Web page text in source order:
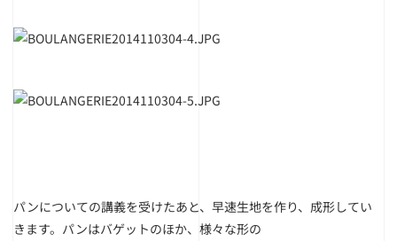
パンについての講義を受けたあと、早速生地を作り、成形してい
きます。パンはバゲットのほか、様々な形の